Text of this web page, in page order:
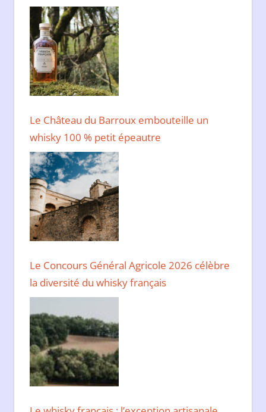
Le Château du Barroux embouteille un
whisky 100 % petit épeautre
Le Concours Général Agricole 2026 célèbre
la diversité du whisky français